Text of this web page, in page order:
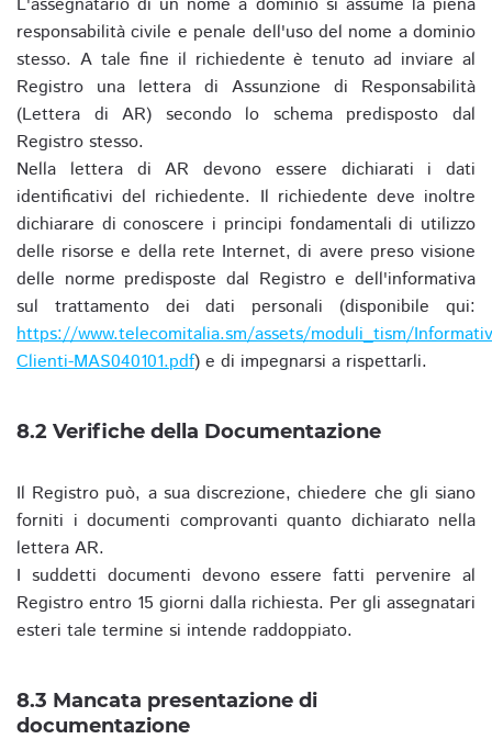
responsabilità civile e penale dell'uso del nome a dominio
stesso. A tale fine il richiedente è tenuto ad inviare al
Registro una lettera di Assunzione di Responsabilità
(Lettera di AR) secondo lo schema predisposto dal
Registro stesso.
Nella lettera di AR devono essere dichiarati i dati
identificativi del richiedente. Il richiedente deve inoltre
dichiarare di conoscere i principi fondamentali di utilizzo
delle risorse e della rete Internet, di avere preso visione
delle norme predisposte dal Registro e dell'informativa
sul trattamento dei dati personali (disponibile qui:
https://www.telecomitalia.sm/assets/moduli_tism/
Clienti-MAS040101.pdf) e di impegnarsi a rispettarli.
8.2 Verifiche della Documentazione
Il Registro può, a sua discrezione, chiedere che gli siano
forniti i documenti comprovanti quanto dichiarato nella
lettera AR.
I suddetti documenti devono essere fatti pervenire al
Registro entro 15 giorni dalla richiesta. Per gli assegnatari
esteri tale termine si intende raddoppiato.
8.3 Mancata presentazione di
documentazione